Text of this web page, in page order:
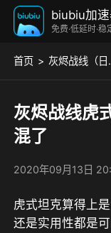
biubiu加
免费·低延时·稳
首页 灰
灰烬战线虎
混了
2020年09月13日
虎式坦克算得上
还是实用性都是